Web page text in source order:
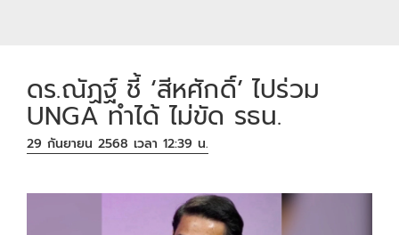
ดร.ณัฏฐ์ ชี้ ‘สีหศักดิ์’ ไปร่วม
UNGA ทำได้ ไม่ขัด รธน.
29 กันยายน 2568 เวลา 12:39 น.